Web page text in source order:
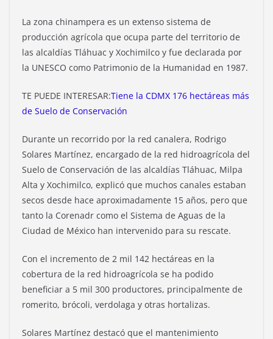
La zona chinampera es un extenso sistema de
producción agrícola que ocupa parte del territorio de
las alcaldías Tláhuac y Xochimilco y fue declarada por
la UNESCO como Patrimonio de la Humanidad en 1987.
TE PUEDE INTERESAR:Tiene la CDMX 176 hectáreas más
de Suelo de Conservación
Durante un recorrido por la red canalera, Rodrigo
Solares Martínez, encargado de la red hidroagrícola del
Suelo de Conservación de las alcaldías Tláhuac, Milpa
Alta y Xochimilco, explicó que muchos canales estaban
secos desde hace aproximadamente 15 años, pero que
tanto la Corenadr como el Sistema de Aguas de la
Ciudad de México han intervenido para su rescate.
Con el incremento de 2 mil 142 hectáreas en la
cobertura de la red hidroagrícola se ha podido
beneficiar a 5 mil 300 productores, principalmente de
romerito, brócoli, verdolaga y otras hortalizas.
Solares Martínez destacó que el mantenimiento